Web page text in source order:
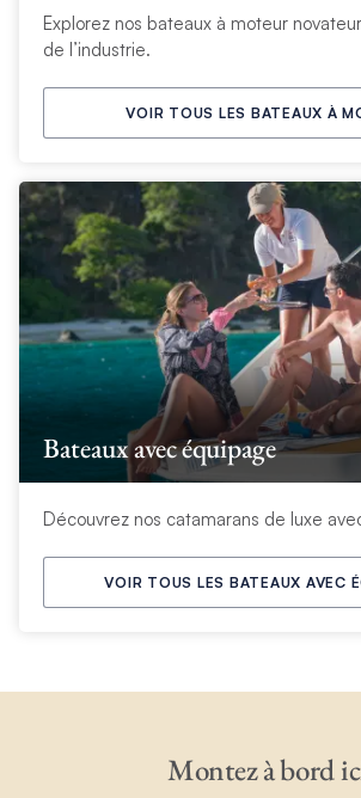
Explorez nos bateaux à moteur
de l’industrie.
VOIR TOUS LES BATEAUX À
Bateaux avec équipage
Découvrez nos catamarans de luxe
VOIR TOUS LES BATEAUX AVEC
Montez à bord